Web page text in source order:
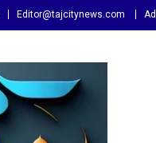
Editor@tajcitynews.com